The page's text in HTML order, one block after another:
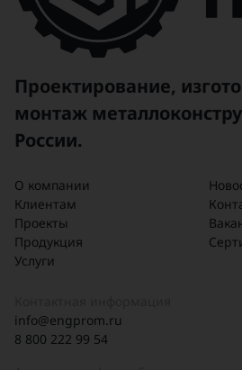
Проектирование,
монтаж
России.
О компании
Клиентам
Проекты
Продукция
Услуги
info@engprom.ru
8 800 222 99 54